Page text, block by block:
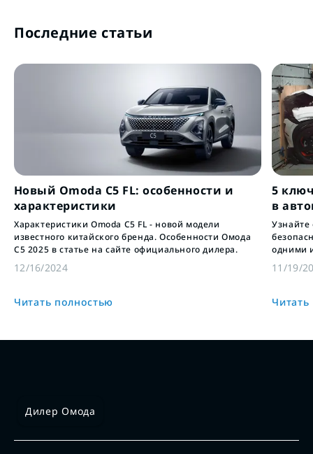
Последние статьи
Новый Omoda C5 FL: особенности и
характеристики
Характеристики Omoda C5 FL - новой модели
известного китайского бренда. Особенности Омода
С5 2025 в статье на сайте официального дилера.
12/16/2024
Читать полностью
5
в
Узнайте
одними
11/19/
Дилер Омода